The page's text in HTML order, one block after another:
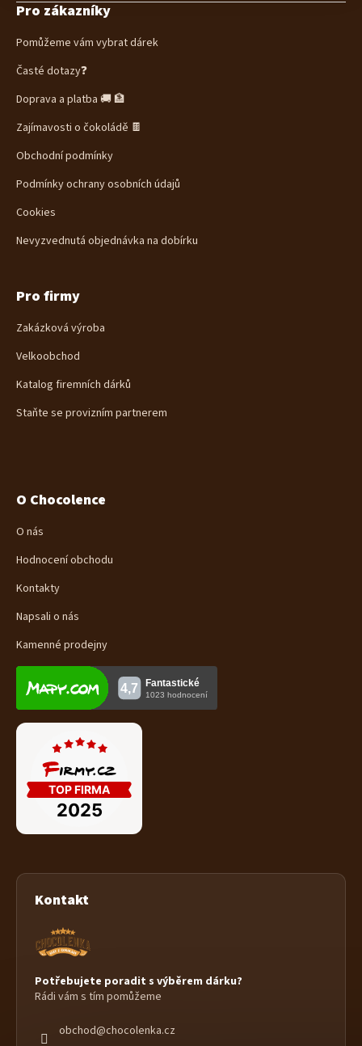
Pro zákazníky
Pomůžeme vám vybrat dárek
Časté dotazy❓
Doprava a platba 🚚 🏦
Zajímavosti o čokoládě 🍫
Obchodní podmínky
Podmínky ochrany osobních údajů
Cookies
Nevyzvednutá objednávka na dobírku
Pro firmy
Zakázková výroba
Velkoobchod
Katalog firemních dárků
Staňte se provizním partnerem
O Chocolence
O nás
Hodnocení obchodu
Kontakty
Napsali o nás
Kamenné prodejny
Kontakt
Potřebujete poradit s výběrem dárku?
Rádi vám s tím pomůžeme
obchod@chocolenka.cz